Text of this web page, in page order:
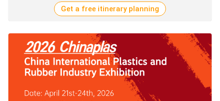
Get a free itinerary planning